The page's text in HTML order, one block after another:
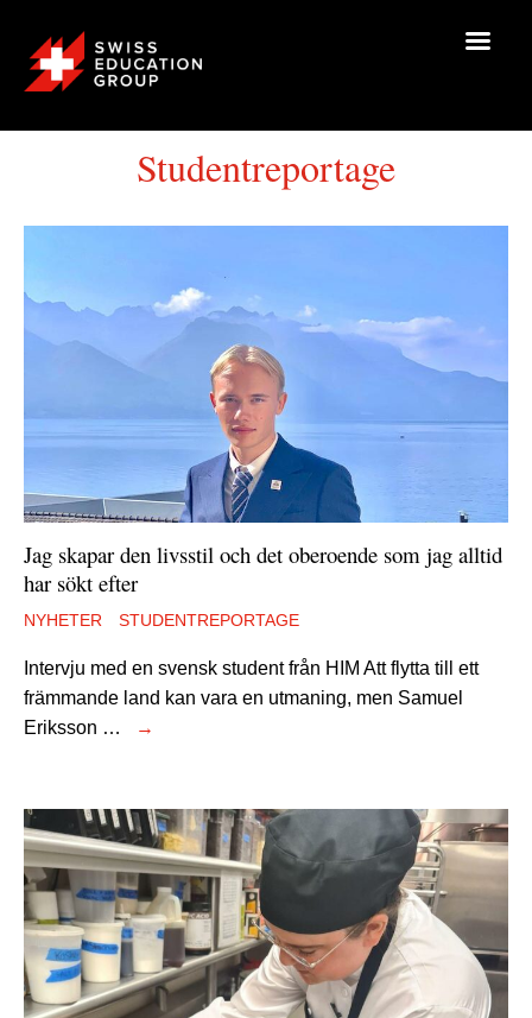
Studentreportage
Jag skapar den livsstil och det oberoende som jag alltid
har sökt efter
NYHETER STUDENTREPORTAGE
Intervju med en svensk student från HIM Att flytta till ett
främmande land kan vara en utmaning, men Samuel
Eriksson …
→